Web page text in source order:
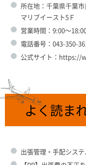
所在地：千葉県千葉
マリブイースト5Ｆ
営業時間：9:00～
電話番号：043-350-
公式サイト：https://
よく読ま
出張管理・手配シス